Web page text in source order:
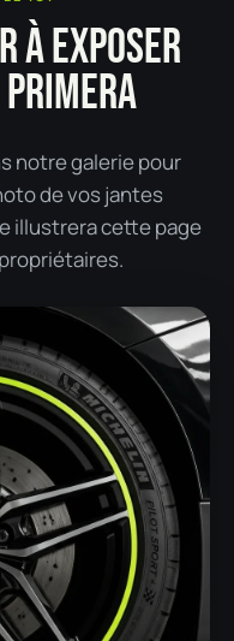
À EXPOSER
notre galerie pour
de vos jantes
illustrera cette page